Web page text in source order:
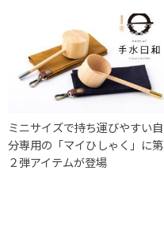
ミニサイズで持ち運びやすい自
分専用の「マイひしゃく」に第
２弾アイテムが登場